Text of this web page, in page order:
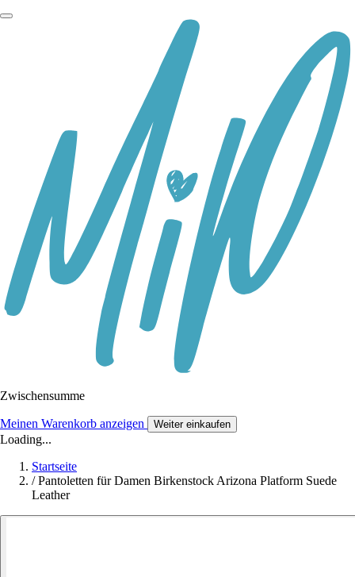
Zwischensumme
Meinen Warenkorb anzeigen Weiter einkaufen
Loading...
Startseite
/ Pantoletten für Damen Birkenstock Arizona Platform Suede
Leather